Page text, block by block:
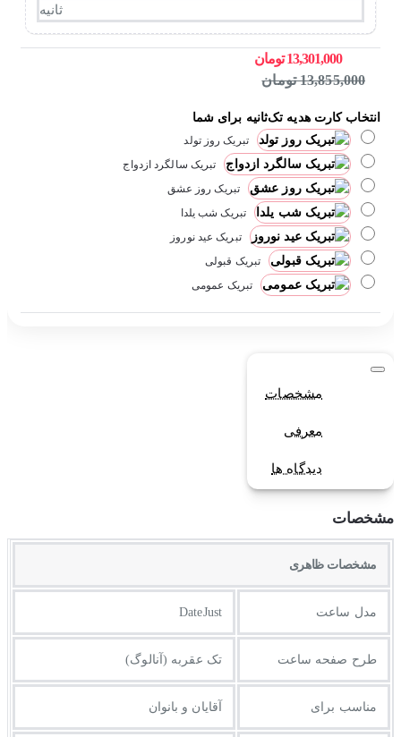
ثانیه
13,301,000 تومان
13,855,000 تومان
انتخاب کارت هدیه تک‌ثانیه برای شما
تبریک روز تولد
تبریک سالگرد ازدواج
تبریک روز عشق
تبریک شب یلدا
تبریک عید نوروز
تبریک قبولی
تبریک عمومی
مشخصات
معرفی
دیدگاه ها
مشخصات
مشخصات ظاهری
مدل ساعت DateJust
طرح صفحه ساعت تک عقربه (آنالوگ)
مناسب برای آقایان و بانوان